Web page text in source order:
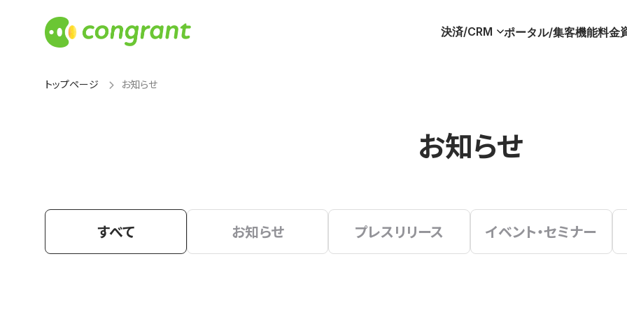
決済/CRM ポータル/集客機能料金
トップページ お知らせ
お知らせ
すべて お知らせ プレスリリース イベント・セミナー